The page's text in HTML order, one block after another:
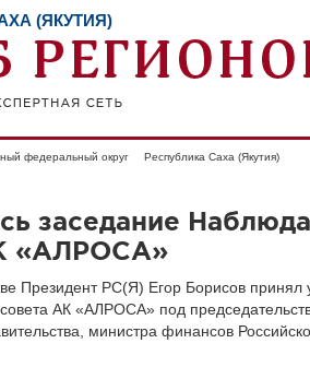
(ЯКУТИЯ)
федеральный округ Республика Саха (Якутия)
заседание
«АЛРОСА»
Президент РС(Я) Егор Борисов принял
АК «АЛРОСА» под
министра финансов